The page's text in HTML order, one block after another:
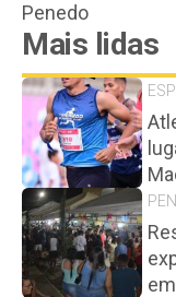
Penedo
Mais lidas